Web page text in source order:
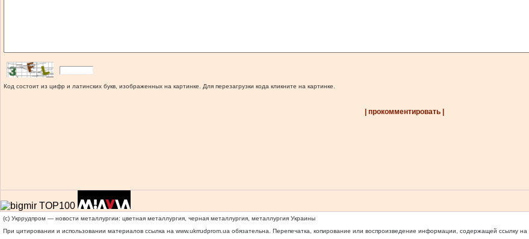
Код состоит из цифр и латинских букв, изображенных на картинке. Для перезагрузки кода кликните на картинке.
| прокомментировать |
(c) Укррудпром — новости металлургии: цветная металлургия, черная металлургия, металлургия Украины
При цитировании и использовании материалов ссылка на www.ukrrudprom.ua обязательна. Перепечатка, копирование или воспроизведение информации, содержащей ссылку